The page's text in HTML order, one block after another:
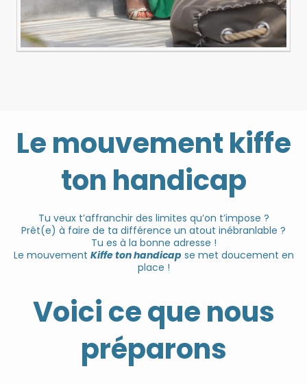
Le mouvement kiffe
ton handicap
Tu veux t’affranchir des limites qu’on t’impose ?
Prêt(e) à faire de ta différence un atout inébranlable ?
Tu es à la bonne adresse !
Le mouvement Kiffe ton handicapse met doucement en
place !
Voici ce que nous
préparons